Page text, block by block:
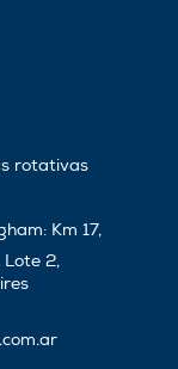
rotativas
Km 17,
2,